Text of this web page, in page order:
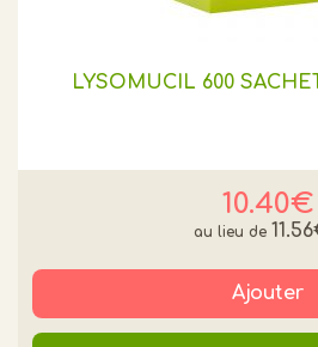
LYSOMUCIL 600
10.40€
Ajouter